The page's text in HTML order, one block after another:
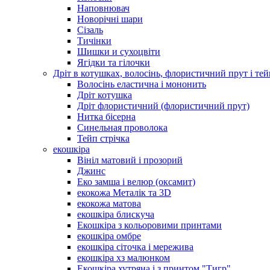
Наповнювач
Новорічні шари
Сізаль
Тичінки
Шишки и сухоцвіти
Ягідки та гілочки
Дріт в котушках, волосінь, флористичний прут і
Волосінь еластична і мононить
Дріт котушка
Дріт флористичний (флористичний прут)
Нитка бісерна
Синельная проволока
Тейп стрічка
екошкіра
Вініл матовий і прозорий
Джинс
Еко замша і велюр (оксамит)
екокожа Металік та 3D
екокожа матова
екошкіра блискуча
Екошкіра з кольоровими принтами
екошкіра омбре
екошкіра сіточка і мережива
екошкіра хз малюнком